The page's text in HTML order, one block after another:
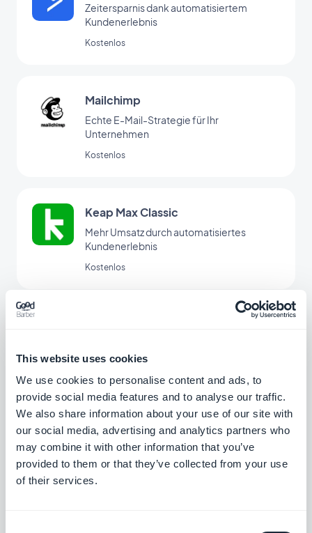
This website uses cookies
We use cookies to personalise content and ads, to
provide social media features and to analyse our traffic.
We also share information about your use of our site with
our social media, advertising and analytics partners who
may combine it with other information that you’ve
provided to them or that they’ve collected from your use
of their services.
Zeitersparnis dank automatisiertem
Kundenerlebnis
Kostenlos
Mailchimp
Echte E-Mail-Strategie für Ihr
Unternehmen
Kostenlos
Keap Max Classic
Mehr Umsatz durch automatisiertes
Kundenerlebnis
Kostenlos
Kostenlos
Meta Pixel & App Events
App-Integration von Meta Pixel (ehemals
Facebook Pixel) und dem Facebook Event
Analytics SDK zur Analyse des